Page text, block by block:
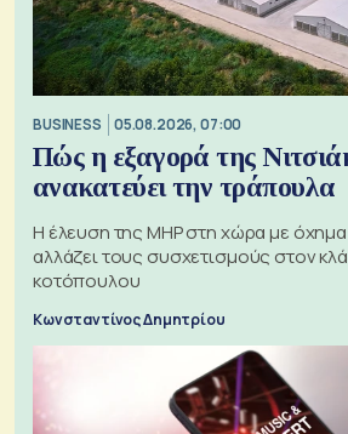
BUSINESS 05.08.2026, 07:00
Πώς η εξαγορά της
ανακατεύει την τράπουλα
H έλευση της MHP στη χώρα με όχημα
αλλάζει τους συσχετισμούς στον
κοτόπουλου
Κωνσταντίνος Δημητρίου